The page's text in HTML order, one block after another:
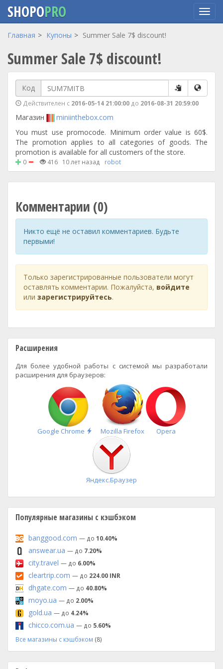
Перейти
основному
содержанию
SHOPOPRO
Главная Купоны Summer Sale 7$ discount!
Summer Sale 7$ discount!
Код
Действителен с 2016-05-14 21:00:00 до 2016-08-31 20:59:00
Магазин
miniinthebox.com
You must use promocode. Minimum order value is 60$.
The promotion applies to all categories of goods. The
promotion is available for all customers of the store.
0 416 10 лет назад robot
Комментарии (0)
Никто ещё не оставил комментариев. Будьте
первыми!
Только зарегистрированные пользователи могут
оставлять комментарии. Пожалуйста, войдите
или зарегистрируйтесь.
Расширения
Для более удобной работы с системой мы разработали
расширения для браузеров:
Google Chrome
Быстрая
установка
Mozilla Firefox Opera
Яндекс.Браузер
Популярные магазины с кэшбэком
banggood.com — до 10.40%
answear.ua — до 7.20%
city.travel — до 6.00%
cleartrip.com — до 224.00 INR
dhgate.com — до 40.80%
moyo.ua — до 2.00%
gold.ua — до 4.24%
chicco.com.ua — до 5.60%
Все магазины с кэшбэком (8)